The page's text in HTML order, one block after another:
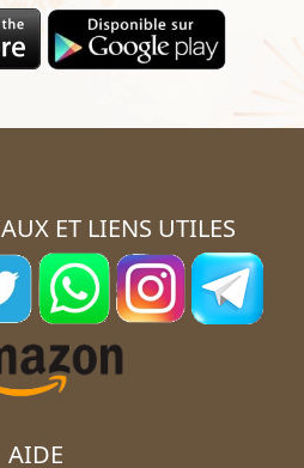
ET LIENS UTILES
AIDE